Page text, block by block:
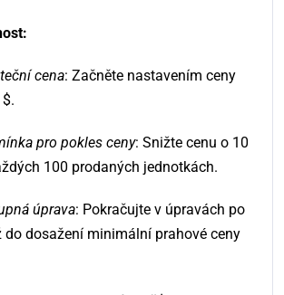
cena: Začněte nastavením ceny
pro pokles ceny: Snižte cenu o 10
100 prodaných jednotkách.
úprava: Pokračujte v úpravách po
do dosažení minimální prahové ceny